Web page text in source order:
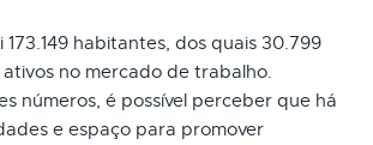
173.149 habitantes, dos quais 30.799
ativos no mercado de trabalho.
números, é possível perceber que há
e espaço para promover